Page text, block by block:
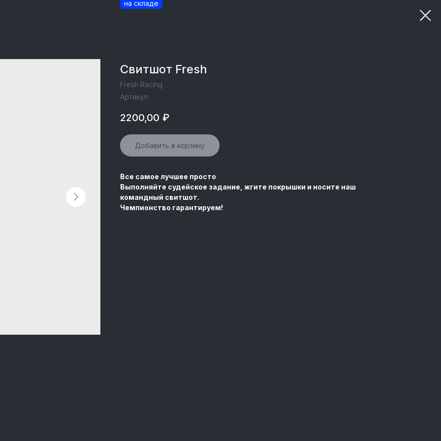
Свитшот Fresh
Fresh Racing
Артикул:
2200,00 ₽
Добавить в корзину
Все самое лучшее просто
Выполняйте судейское задание, жгите покрышки и носите наш
командный свитшот.
Чемпионство гарантируем!